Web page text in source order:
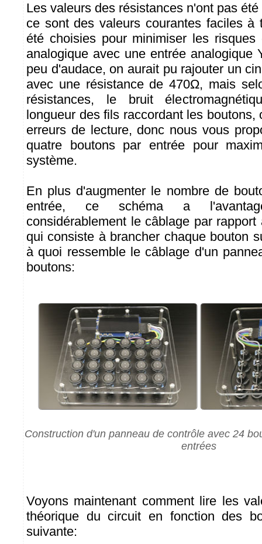
Les valeurs des résistances n'ont pas
ce sont des valeurs courantes faciles à
été choisies pour minimiser les risques
analogique avec une entrée analogique
peu d'audace, on aurait pu rajouter un
avec une résistance de 470Ω, mais
résistances, le bruit
longueur des fils raccordant les boutons,
erreurs de lecture, donc nous vous
quatre boutons par entrée pour
système.
En plus d'augmenter le nombre de
entrée, ce schéma a
considérablement le câblage par
qui consiste à brancher chaque bouton
à quoi ressemble le câblage d'un
boutons:
Construction d'un panneau de contrôle avec 24
entrées
Voyons maintenant comment lire les
théorique du circuit en fonction des
suivante: